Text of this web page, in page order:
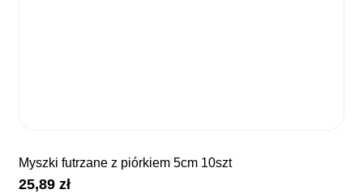
myszki futrzane z piórkiem 5cm 10szt
25,89zł